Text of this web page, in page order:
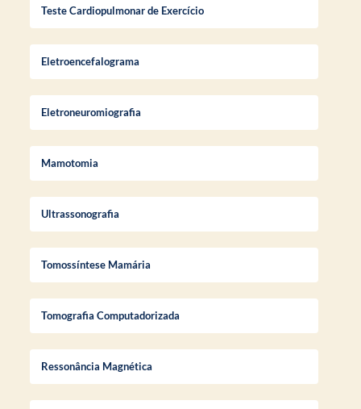
Teste Cardiopulmonar de Exercício
Eletroencefalograma
Eletroneuromiografia
Mamotomia
Ultrassonografia
Tomossíntese Mamária
Tomografia Computadorizada
Ressonância Magnética